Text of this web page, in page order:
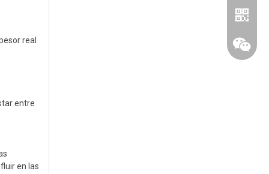
real
entre
en las